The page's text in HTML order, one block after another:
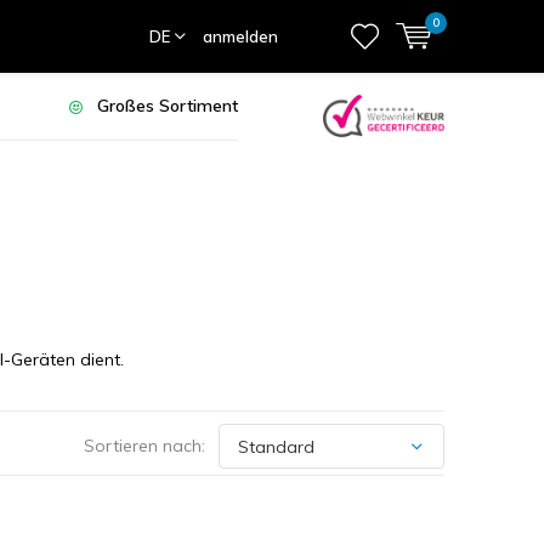
DE anmelden
0
Großes Sortiment
Geräten dient.
Sortieren nach: